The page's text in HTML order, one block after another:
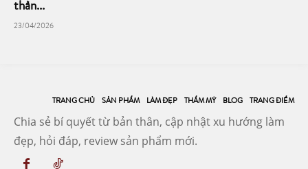
thần...
23/04/2026
TRANG CHỦ SẢN PHẨM LÀM ĐẸP THẨM MỸ BLOG TRANG ĐIỂM
Chia sẻ bí quyết từ bản thân, cập nhật xu hướng làm
đẹp, hỏi đáp, review sản phẩm mới.